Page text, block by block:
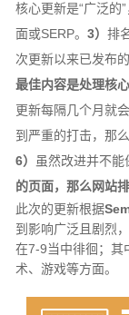
核心更新是“广泛的
面或SERP。 3） 排
次更新以来已发布
最佳内容是处理核
更新每隔几个月就
到严重的打击，那
6）
虽然改进并不能
的页面，那么网站
此次的更新根据
到影响广泛且剧烈
在7-9当中徘徊；其
术、游戏等方面。